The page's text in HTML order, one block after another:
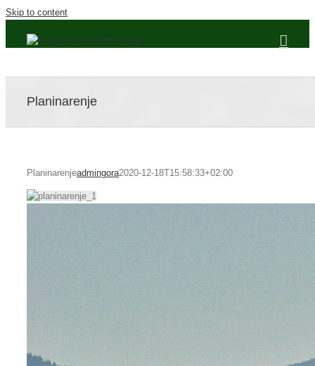
Skip to content
Planinarenje
Planinarenjeadmingora2020-12-18T15:58:33+02:00